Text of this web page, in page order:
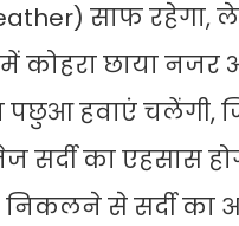
साफ रहेगा,
कोहरा छाया
पछुआ हवाएं चलेंगी,
सर्दी का एहसास
निकलने से सर्दी का